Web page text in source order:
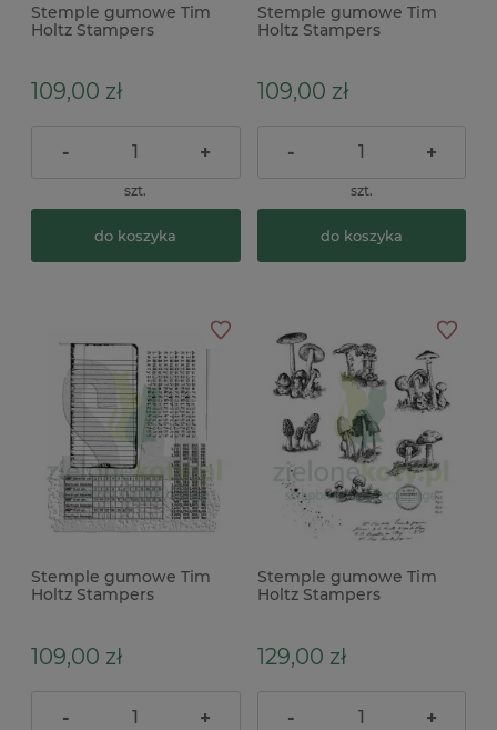
Stemple gumowe Tim
Holtz Stampers
109,00 zł
- +
szt.
do koszyka
Stemple gumowe Tim
Holtz Stampers
109,00 zł
- +
szt.
do koszyka
Stemple gumowe Tim
Holtz Stampers
109,00 zł
- +
Stemple gumowe Tim
Holtz Stampers
129,00 zł
- +